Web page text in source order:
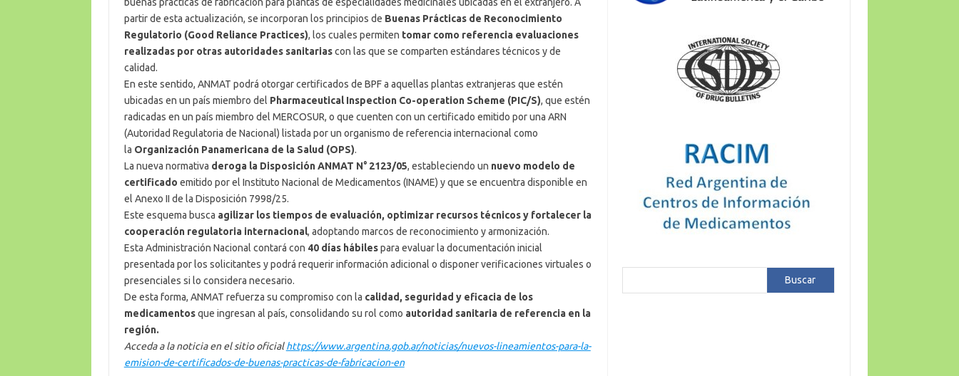
partir de esta actualización, se incorporan los principios de Buenas Prácticas de Reconocimiento
Regulatorio (Good Reliance Practices), los cuales permiten tomar como referencia evaluaciones
realizadas por otras autoridades sanitariascon las que se comparten estándares técnicos y de
calidad.
En este sentido, ANMAT podrá otorgar certificados de BPF a aquellas plantas extranjeras que estén
ubicadas en un país miembro del Pharmaceutical Inspection Co-operation Scheme (PIC/S), que estén
radicadas en un país miembro del MERCOSUR, o que cuenten con un certificado emitido por una ARN
(Autoridad Regulatoria de Nacional) listada por un organismo de referencia internacional como
la Organización Panamericana de la Salud (OPS).
La nueva normativa deroga la Disposición ANMAT N° 2123/05, estableciendo un nuevo modelo de
certificado emitido por el Instituto Nacional de Medicamentos (INAME) y que se encuentra disponible en
el Anexo II de la Disposición 7998/25.
Este esquema busca agilizar los tiempos de evaluación, optimizar recursos técnicos y fortalecer la
cooperación regulatoria internacional, adoptando marcos de reconocimiento y armonización.
Esta Administración Nacional contará con 40 días hábilespara evaluar la documentación inicial
presentada por los solicitantes y podrá requerir información adicional o disponer verificaciones virtuales o
presenciales si lo considera necesario.
De esta forma, ANMAT refuerza su compromiso con la calidad, seguridad y eficacia de los
medicamentosque ingresan al país, consolidando su rol como autoridad sanitaria de referencia en la
región.
Acceda a la noticia en el sitio oficialhttps://www.argentina.gob.ar/noticias/nuevos-lineamientos-para-la-
emision-de-certificados-de-buenas-practicas-de-fabricacion-en
Buscar